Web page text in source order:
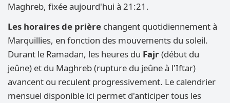
Maghreb, fixée aujourd'hui à 21:21.
Les horaires de prière changent quotidiennement à
Marquillies, en fonction des mouvements du soleil.
Durant le Ramadan, les heures du Fajr(début du
jeûne) et du Maghreb (rupture du jeûne à l'Iftar)
avancent ou reculent progressivement. Le calendrier
mensuel disponible ici permet d'anticiper tous les